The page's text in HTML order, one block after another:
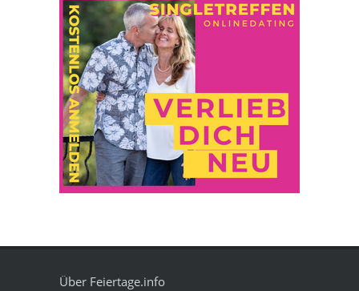
Über Feiertage.info